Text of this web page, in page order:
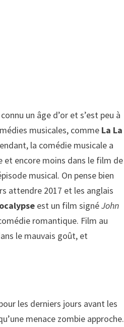
un âge d’or et s’est peu à
musicales, comme La La
la comédie musicale a
et encore moins dans le film de
musical. On pense bien
attendre 2017 et les anglais
est un film signéJohn
romantique. Film au
le mauvais goût, et
les derniers jours avant les
menace zombie approche.